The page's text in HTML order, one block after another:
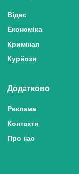
Відео
Економіка
Кримінал
Курйози
Додатково
Реклама
Контакти
Про нас